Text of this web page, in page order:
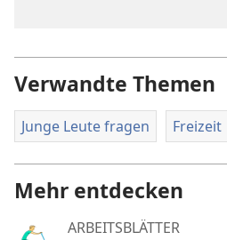
Verwandte Themen
Junge Leute fragen Freizeit
Mehr entdecken
ARBEITSBLÄTTER